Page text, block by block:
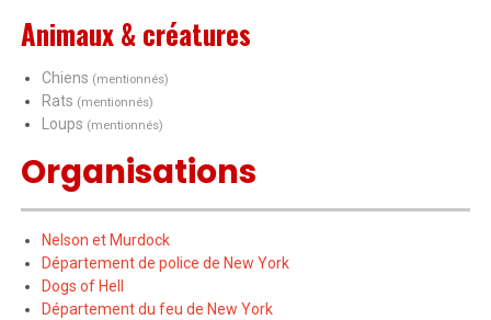
Animaux & créatures
Chiens (mentionnés)
Rats (mentionnés)
Loups (mentionnés)
Organisations
Nelson et Murdock
Département de police de New York
Dogs of Hell
Département du feu de New York